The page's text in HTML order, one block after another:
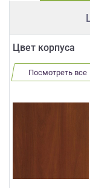
Цвет корпуса
Посмотреть все